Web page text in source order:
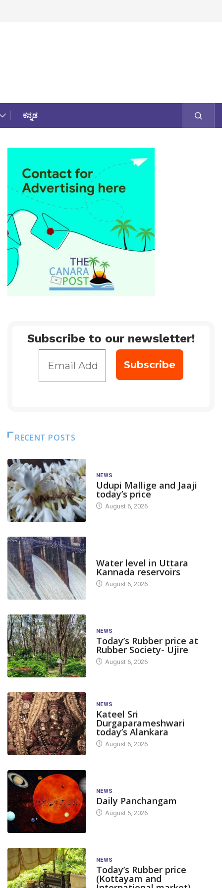
ಕನ್ನಡ
Subscribe to our newsletter!
RECENT POSTS
NEWS
Udupi Mallige and Jaaji
today’s price
August 6, 2026
Water level in Uttara
Kannada reservoirs
August 6, 2026
NEWS
Today’s Rubber price at
Rubber Society- Ujire
August 6, 2026
NEWS
Kateel Sri
Durgaparameshwari
today’s Alankara
August 6, 2026
NEWS
Daily Panchangam
August 5, 2026
NEWS
Today’s Rubber price
(Kottayam and